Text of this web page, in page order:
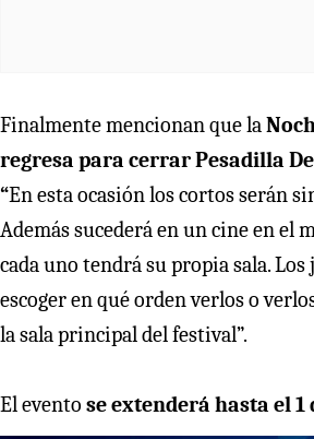
Finalmente mencionan que la
regresa para cerrar Pesadilla
“En esta ocasión los cortos serán
Además sucederá en un cine en el
cada uno tendrá su propia sala.
escoger en qué orden verlos o
la sala principal del festival”.
El evento se extenderá hasta el